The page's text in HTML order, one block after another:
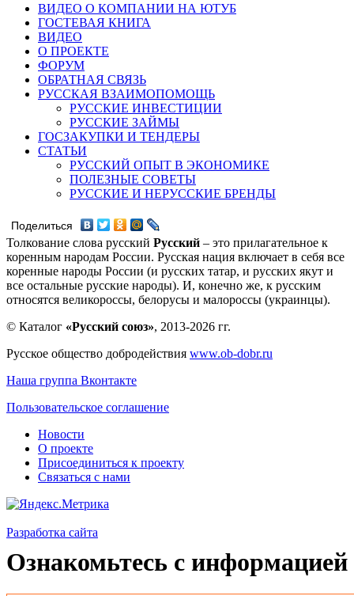
ВИДЕО О КОМПАНИИ НА ЮТУБ
ГОСТЕВАЯ КНИГА
ВИДЕО
О ПРОЕКТЕ
ФОРУМ
ОБРАТНАЯ СВЯЗЬ
РУССКАЯ ВЗАИМОПОМОЩЬ
РУССКИЕ ИНВЕСТИЦИИ
РУССКИЕ ЗАЙМЫ
ГОСЗАКУПКИ И ТЕНДЕРЫ
СТАТЬИ
РУССКИЙ ОПЫТ В ЭКОНОМИКЕ
ПОЛЕЗНЫЕ СОВЕТЫ
РУССКИЕ И НЕРУССКИЕ БРЕНДЫ
Поделиться
Толкование слова русский Русский – это прилагательное к
коренным народам России. Русская нация включает в себя все
коренные народы России (и русских татар, и русских якут и
все остальные русские народы). И, конечно же, к русским
относятся великороссы, белорусы и малороссы (украинцы).
© Каталог «Русский союз», 2013-2026 гг.
Русское общество добродействия www.ob-dobr.ru
Наша группа Вконтакте
Пользовательское соглашение
Новости
О проекте
Присоединиться к проекту
Связаться с нами
Разработка сайта
Ознакомьтесь с информацией